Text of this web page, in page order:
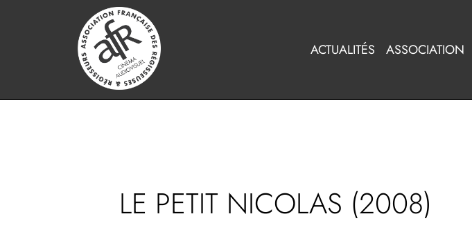
ACTUALITÉS ASSOCIATION
LE PETIT NICOLAS (2008)